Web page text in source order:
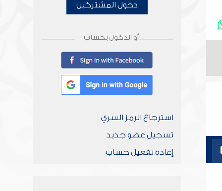
دخول المشتركين
أو الدخول بحساب
استرجاع الرمز السري
تسجيل عضو جديد
إعادة تفعيل حساب